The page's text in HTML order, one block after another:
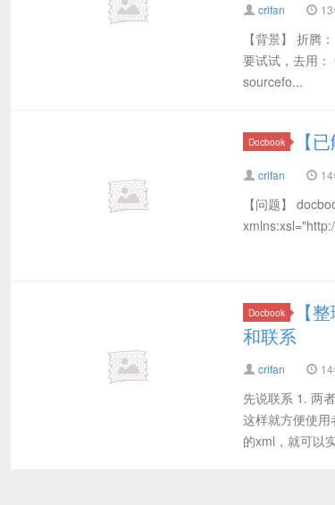
crifan
【背景】 折腾
要试试，去用
sourcefo...
Docbook 【
crifan
【问题】
Docbook
【
和联系
crifan
先说联系 1. 两
这样就方便使
的xml，就可以